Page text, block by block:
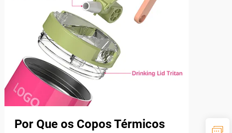
Por Que os Copos Térmicos